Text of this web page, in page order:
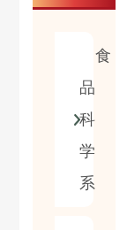
食
品
科
学
系